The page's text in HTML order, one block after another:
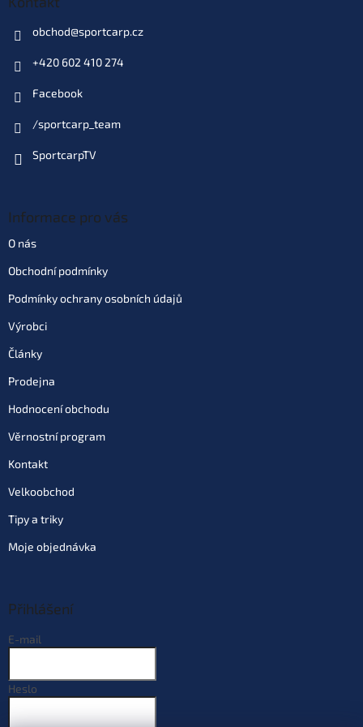
Varianta: Náhradní punčocha 4
Season Micromesh jemná 20 m
Dodací doba 3 týdny
Můžeme doručit do:
obchod@sportcarp.cz
+420 602 410 274
Facebook
/sportcarp_team
SportcarpTV
Informace pro vás
O nás
Obchodní podmínky
Podmínky ochrany osobních údajů
Výrobci
Články
Prodejna
Hodnocení obchodu
Věrnostní program
Kontakt
Velkoobchod
Tipy a triky
Moje objednávka
Přihlášení
E-mail
Heslo